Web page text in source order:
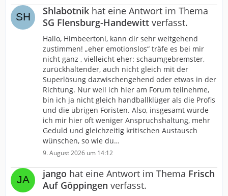
Shlabotnik hat eine Antwort im Thema
SG Flensburg-Handewitt verfasst.
Hallo, Himbeertoni, kann dir sehr weitgehend
zustimmen! „eher emotionslos“ träfe es bei mir
nicht ganz , vielleicht eher: schaumgebremster,
zurückhaltender, auch nicht gleich mit der
Superlösung dazwischengehend oder etwas in der
Richtung. Nur weil ich hier am Forum teilnehme,
bin ich ja nicht gleich handballklüger als die Profis
und die übrigen Foristen. Also, insgesamt würde
ich mir hier oft weniger Anspruchshaltung, mehr
Geduld und gleichzeitig kritischen Austausch
wünschen, so wie du…
9. August 2026 um 14:12
jango hat eine Antwort im Thema Frisch
Auf Göppingen verfasst.